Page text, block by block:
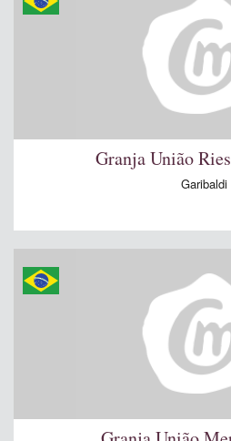
Granja União
Garibaldi